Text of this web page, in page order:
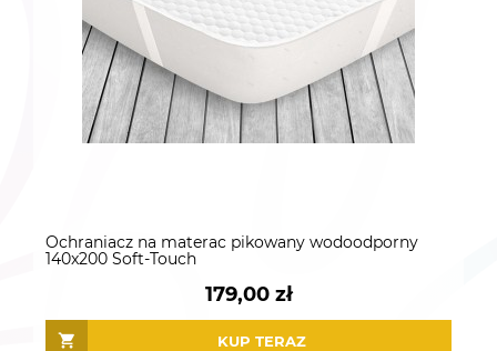
Ochraniacz na materac pikowany wodoodporny
140x200 Soft-Touch
179,00 zł
KUP TERAZ